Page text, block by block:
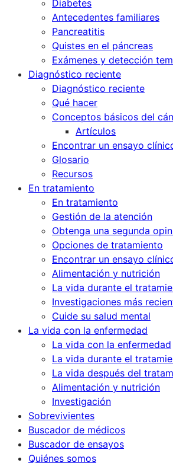
Diabetes
Antecedentes familiares
Pancreatitis
Quistes en el páncreas
Exámenes y detección
Diagnóstico reciente
Diagnóstico reciente
Qué hacer
Conceptos básicos del
Artículos
Encontrar un ensayo
Glosario
Recursos
En tratamiento
En tratamiento
Gestión de la atención
Obtenga una segunda
Opciones de tratamiento
Encontrar un ensayo
Alimentación y nutrición
La vida durante el
Investigaciones más
Cuide su salud mental
La vida con la enfermedad
La vida con la enfermedad
La vida durante el
La vida después del
Alimentación y nutrición
Investigación
Sobrevivientes
Buscador de médicos
Buscador de ensayos
Quiénes somos